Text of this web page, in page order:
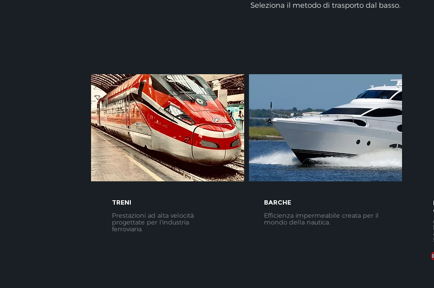
Seleziona il metodo di trasporto dal basso.
TRENI
Prestazioni ad alta velocità
progettate per l'industria
ferroviaria.
BARCHE
Efficienza impermeabile creata per il
mondo della nautica.